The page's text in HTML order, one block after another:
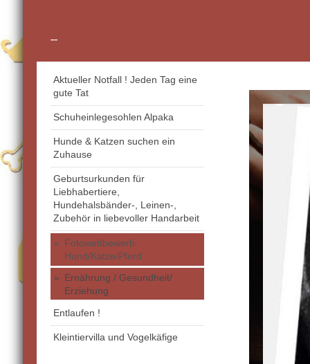
--
Aktueller Notfall ! Jeden Tag eine
gute Tat
Schuheinlegesohlen Alpaka
Hunde & Katzen suchen ein
Zuhause
Geburtsurkunden für
Liebhabertiere,
Hundehalsbänder-, Leinen-,
Zubehör in liebevoller Handarbeit
Fotowettbewerb
Hund/Katze/Pferd
Ernährung / Gesundheit/
Erziehung
Entlaufen !
Kleintiervilla und Vogelkäfige